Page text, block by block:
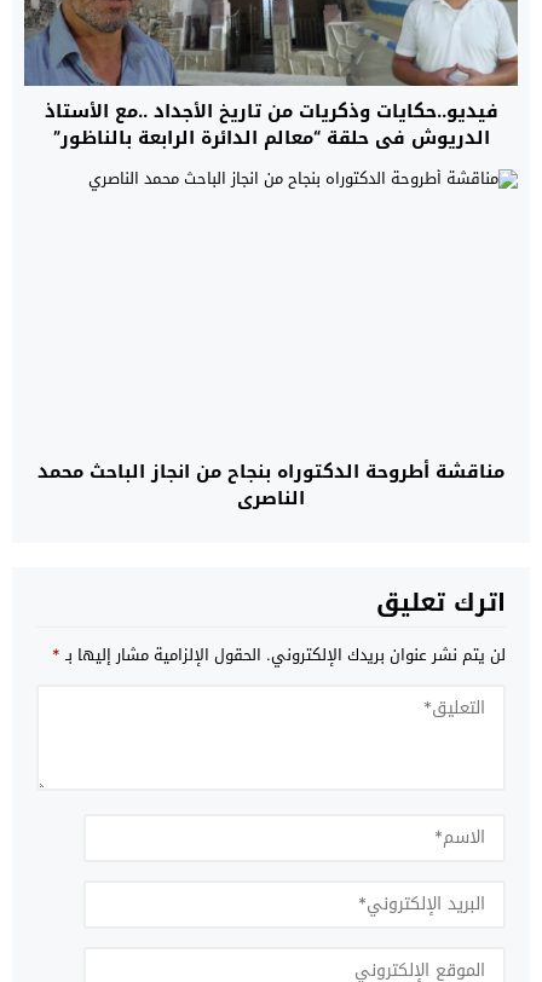
فيديو..حكايات وذكريات من تاريخ الأجداد ..مع الأستاذ
الدريوش في حلقة “معالم الدائرة الرابعة بالناظور”
مناقشة أطروحة الدكتوراه بنجاح من انجاز الباحث محمد
الناصري
اترك تعليق
لن يتم نشر عنوان بريدك الإلكتروني. الحقول الإلزامية مشار إليها بـ*